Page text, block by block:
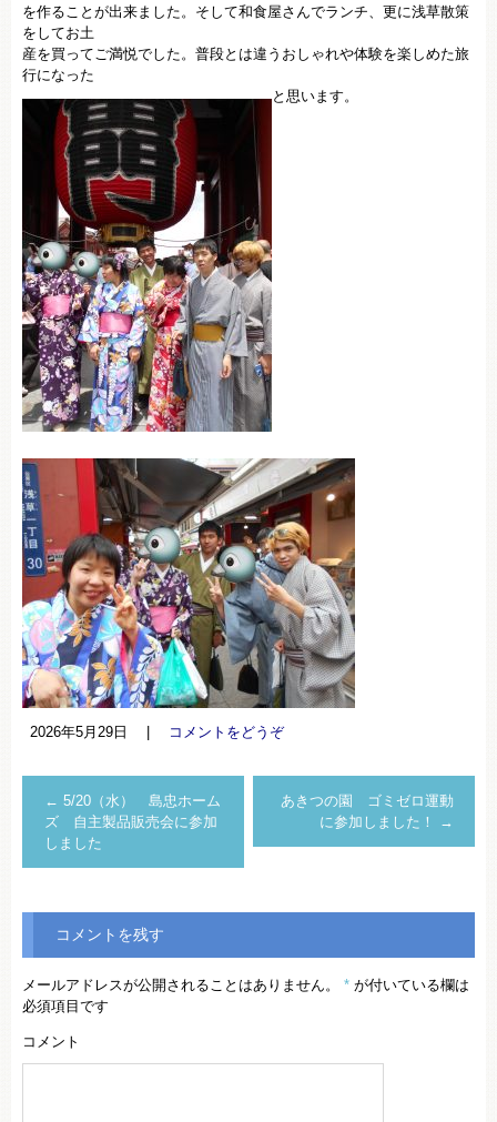
を作ることが出来ました。そして和食屋さんでランチ、更に浅草散策
をしてお土
産を買ってご満悦でした。普段とは違うおしゃれや体験を楽しめた旅
行になった
と思います。
2026年5月29日 コメントをどうぞ
← 5/20（水） 島忠ホーム
ズ 自主製品販売会に参加
しました
あきつの園 ゴミゼロ運動
に参加しました！
→
コメントを残す
メールアドレスが公開されることはありません。 * が付いている欄は
必須項目です
コメント